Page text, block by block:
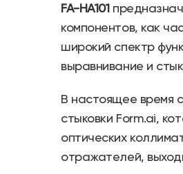
FA-HA101
компонентов, как
широкий спектр
выравнивание и
В настоящее время
стыковки Form.ai,
оптических
отражателей,